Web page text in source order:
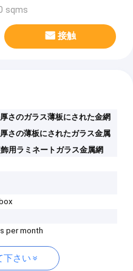
sqms
接触
さのガラス薄板にされた金網
さの薄板にされたガラス金属
用ラミネートガラス金属網
per month
下さい